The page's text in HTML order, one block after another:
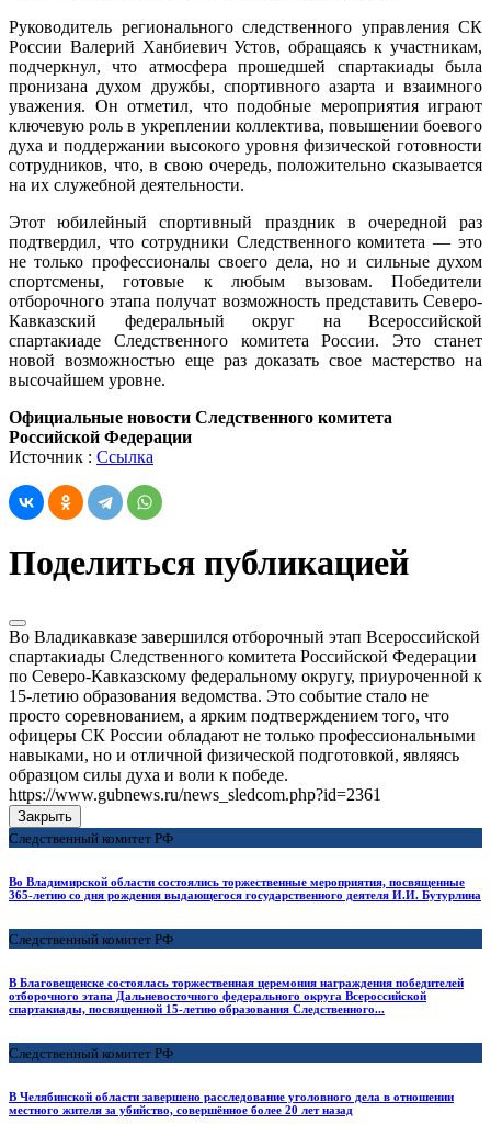
Руководитель регионального следственного управления СК
России Валерий Ханбиевич Устов, обращаясь к участникам,
подчеркнул, что атмосфера прошедшей спартакиады была
пронизана духом дружбы, спортивного азарта и взаимного
уважения. Он отметил, что подобные мероприятия играют
ключевую роль в укреплении коллектива, повышении боевого
духа и поддержании высокого уровня физической готовности
сотрудников, что, в свою очередь, положительно сказывается
на их служебной деятельности.
Этот юбилейный спортивный праздник в очередной раз
подтвердил, что сотрудники Следственного комитета — это
не только профессионалы своего дела, но и сильные духом
спортсмены, готовые к любым вызовам. Победители
отборочного этапа получат возможность представить Северо-
Кавказский федеральный округ на Всероссийской
спартакиаде Следственного комитета России. Это станет
новой возможностью еще раз доказать свое мастерство на
высочайшем уровне.
Официальные новости Следственного комитета
Российской Федерации
Источник : Ссылка
Поделиться публикацией
Во Владикавказе завершился отборочный этап Всероссийской
спартакиады Следственного комитета Российской Федерации
по Северо-Кавказскому федеральному округу, приуроченной к
15-летию образования ведомства. Это событие стало не
просто соревнованием, а ярким подтверждением того, что
офицеры СК России обладают не только профессиональными
навыками, но и отличной физической подготовкой, являясь
образцом силы духа и воли к победе.
https://www.gubnews.ru/news_sledcom.php?id=2361
Закрыть
Следственный комитет РФ
Во Владимирской области состоялись торжественные мероприятия, посвященные
365-летию со дня рождения выдающегося государственного деятеля И.И. Бутурлина
Следственный комитет РФ
В Благовещенске состоялась торжественная церемония награждения победителей
отборочного этапа Дальневосточного федерального округа Всероссийской
спартакиады, посвященной 15-летию образования Следственного...
Следственный комитет РФ
В Челябинской области завершено расследование уголовного дела в отношении
местного жителя за убийство, совершённое более 20 лет назад